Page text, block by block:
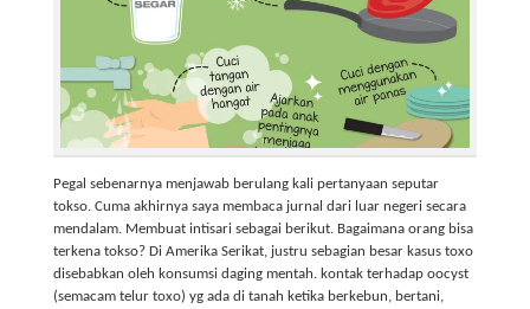
Pegal sebenarnya menjawab berulang kali pertanyaan seputar
tokso. Cuma akhirnya saya membaca jurnal dari luar negeri secara
mendalam. Membuat intisari sebagai berikut. Bagaimana orang bisa
terkena tokso? Di Amerika Serikat, justru sebagian besar kasus toxo
disebabkan oleh konsumsi daging mentah. kontak terhadap oocyst
(semacam telur toxo) yg ada di tanah ketika berkebun, bertani,